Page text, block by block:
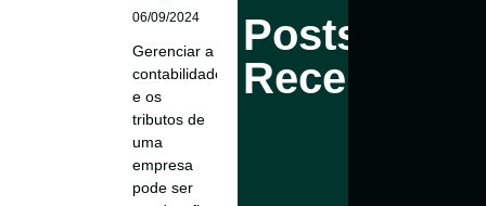
Contabilidade
06/09/2024
Gerenciar a
contabilidade
e os
tributos de
uma
empresa
pode ser
Posts
Recentes